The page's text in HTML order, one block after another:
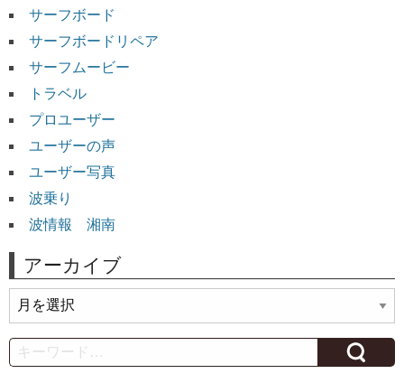
サーフボード
サーフボードリペア
サーフムービー
トラベル
プロユーザー
ユーザーの声
ユーザー写真
波乗り
波情報 湘南
アーカイブ
ー
カ
イ
Search